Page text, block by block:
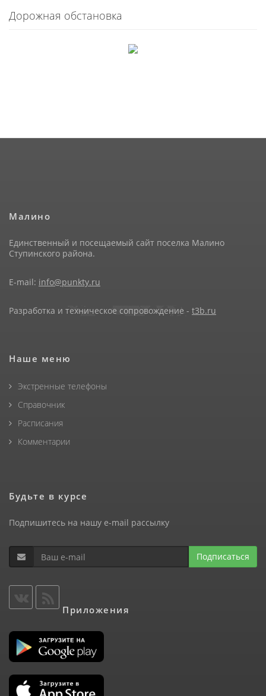
Дорожная обстановка
Малино
Единственный и посещаемый сайт поселка Малино
Ступинского района.
E-mail: info@punkty.ru
Разработка и техническое сопровождение - t3b.ru
Наше меню
Экстренные телефоны
Справочник
Расписания
Комментарии
Будьте в курсе
Подпишитесь на нашу e-mail рассылку
Подписаться
Приложения